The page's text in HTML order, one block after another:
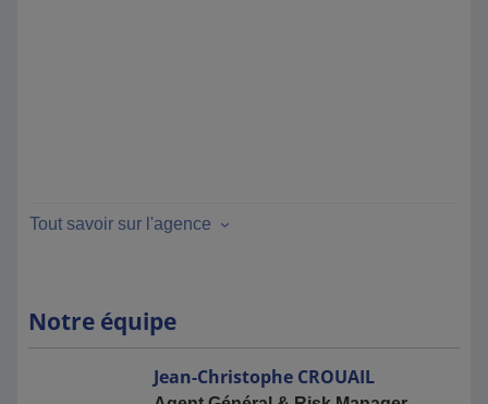
Tout savoir sur l'agence
Notre équipe
Jean-Christophe CROUAIL